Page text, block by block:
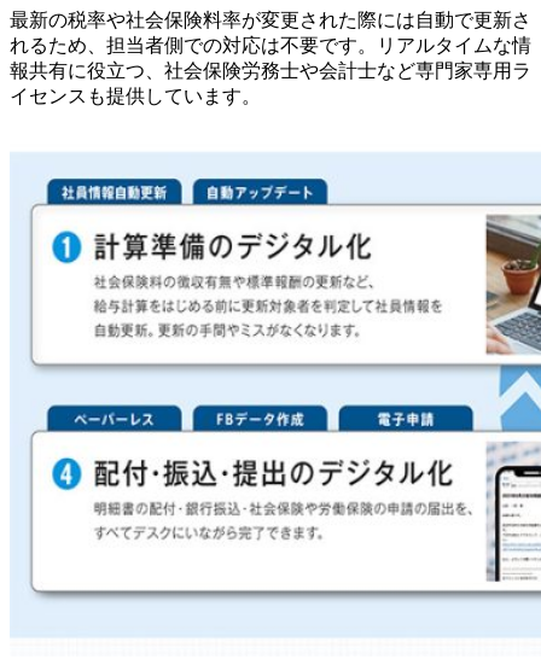
最新の税率や社会保険料率が変更された際には自動で更新さ
れるため、担当者側での対応は不要です。リアルタイムな情
報共有に役立つ、社会保険労務士や会計士など専門家専用ラ
イセンスも提供しています。